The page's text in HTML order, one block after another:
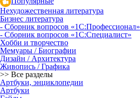
Нехудожественная литература
Бизнес литература
- Сборник вопросов «1С:Профессионал»
- Сборник вопросов «1С:Специалист»
Хобби и творчество
Мемуары / Биографии
Дизайн / Архитектура
Живопись / Графика
>> Все разделы
Артбуки, энциклопедии
Артбуки